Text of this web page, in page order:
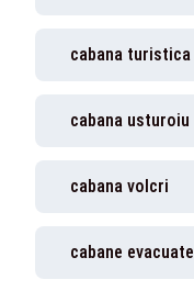
cabana usturoiu
cabana volcri
cabane evacuate